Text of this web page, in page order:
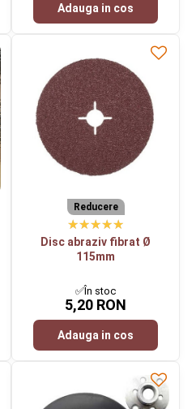
Adauga in cos
Reducere
Disc abraziv fibrat Ø
115mm
✅În stoc
5,20 RON
Adauga in cos